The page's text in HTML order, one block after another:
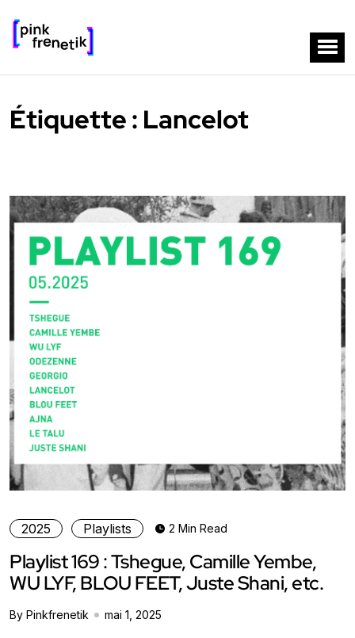
Étiquette : Lancelot
2025 Playlists 2 Min Read
Playlist 169 : Tshegue, Camille Yembe,
WU LYF, BLOU FEET, Juste Shani, etc.
By Pinkfrenetik mai 1, 2025